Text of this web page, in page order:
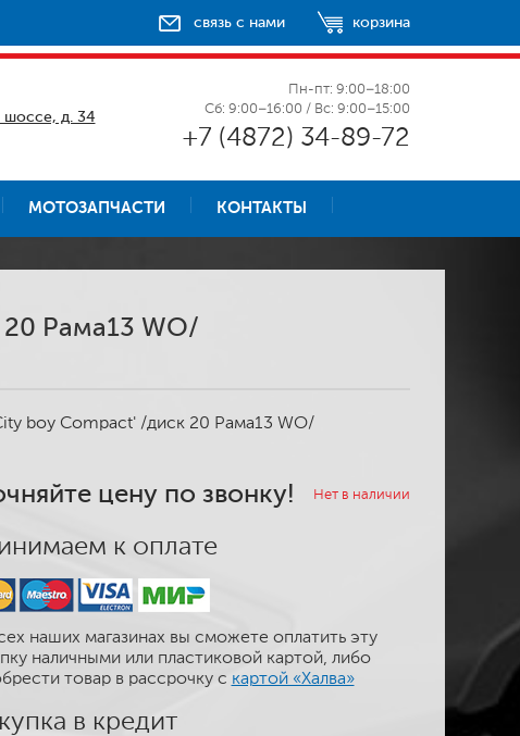
корзина
связь с нами
шоссе, д. 34
Пн-пт: 9:00–18:00
Сб: 9:00–16:00 / Вс: 9:00–15:00
+7 (4872) 34-89-72
МОТОЗАПЧАСТИ КОНТАКТЫ
20 Рама13 WO/
boy Compact' /диск 20 Рама13 WO/
цену по звонку! Нет в наличии
к оплате
наших магазинах вы сможете оплатить эту
наличными или пластиковой картой, либо
товар в рассрочку с картой «Халва»
в кредит